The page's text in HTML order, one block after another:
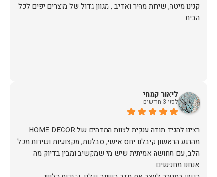
קנינו מיטה, שירות מהיר ואדיב , מגוון גדול של מוצרים יפים לכל
הבית
ליאור קמחי
לפני 3 חודשים
מהרגע הראשון קיבלנו יחס אישי, סבלנות, מקצועיות ושירות מכל
הלב, עם תחושה אמיתית שיש מי שמקשיב ומבין בדיוק מה